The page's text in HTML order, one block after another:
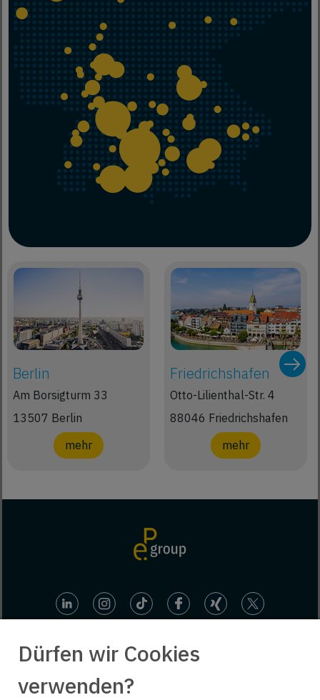
Berlin
Am Borsigturm 33
13507 Berlin
mehr
Friedrichshafen
Otto-Lilienthal-Str. 4
88046 Friedrichshafen
mehr
Dürfen wir Cookies
verwenden?